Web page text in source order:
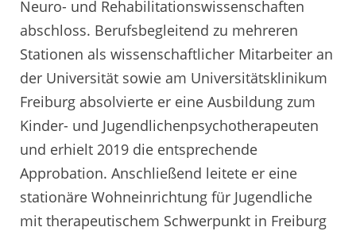
Neuro- und Rehabilitationswissenschaften
abschloss. Berufsbegleitend zu mehreren
Stationen als wissenschaftlicher Mitarbeiter an
der Universität sowie am Universitätsklinikum
Freiburg absolvierte er eine Ausbildung zum
Kinder- und Jugendlichenpsychotherapeuten
und erhielt 2019 die entsprechende
Approbation. Anschließend leitete er eine
stationäre Wohneinrichtung für Jugendliche
mit therapeutischem Schwerpunkt in Freiburg